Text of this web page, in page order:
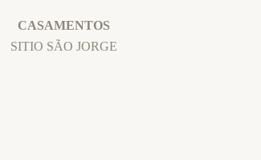
CASAMENTOS
SITIO SÃO JORGE